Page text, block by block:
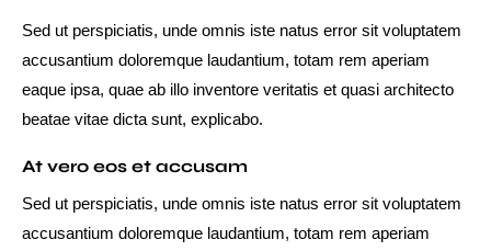
Sed ut perspiciatis, unde omnis iste natus error sit voluptatem
accusantium doloremque laudantium, totam rem aperiam
eaque ipsa, quae ab illo inventore veritatis et quasi architecto
beatae vitae dicta sunt, explicabo.
At vero eos et accusam
Sed ut perspiciatis, unde omnis iste natus error sit voluptatem
accusantium doloremque laudantium, totam rem aperiam